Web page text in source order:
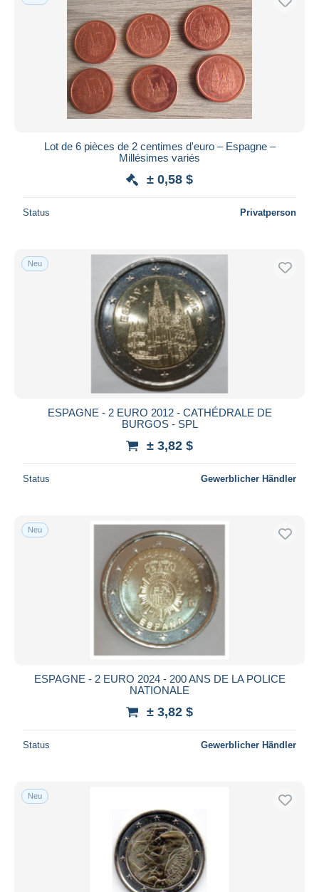
Lot de 6 pièces de 2 centimes d'euro – Espagne –
Millésimes variés
± 0,58 $
Status Privatperson
Neu
ESPAGNE - 2 EURO 2012 - CATHÉDRALE DE
BURGOS - SPL
± 3,82 $
Status Gewerblicher Händler
Neu
ESPAGNE - 2 EURO 2024 - 200 ANS DE LA POLICE
NATIONALE
± 3,82 $
Status Gewerblicher Händler
Neu